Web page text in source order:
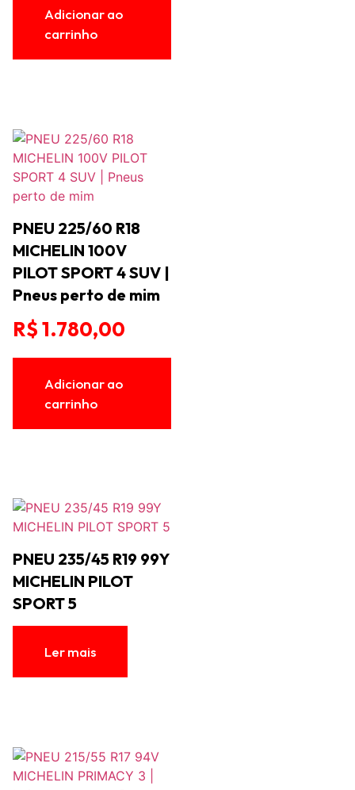
Adicionar ao
carrinho
PNEU 225/60 R18
MICHELIN 100V
PILOT SPORT 4 SUV |
Pneus perto de mim
R$1.780,00
Adicionar ao
carrinho
PNEU 235/45 R19 99Y
MICHELIN PILOT
SPORT 5
Ler mais